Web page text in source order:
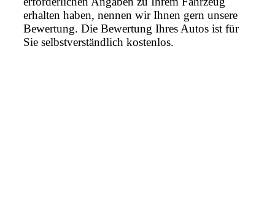
erhalten haben, nennen wir Ihnen gern unsere
Bewertung. Die Bewertung Ihres Autos ist für
Sie selbstverständlich kostenlos.